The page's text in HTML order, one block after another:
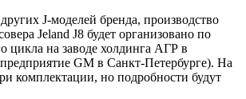
J-моделей бренда, производство
Jeland J8 будет организовано по
цикла на заводе холдинга АГР в
GM в Санкт-Петербурге). На
комплектации, но подробности будут